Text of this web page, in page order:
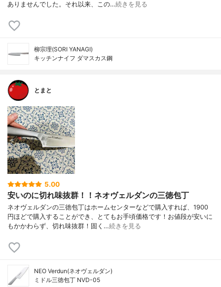
ありませんでした。それ以来、この…続きを見る
柳宗理(SORI YANAGI)
キッチンナイフ ダマスカス鋼
とまと
5.00
安いのに切れ味抜群！！ネオヴェルダンの三徳包丁
ネオヴェルダンの三徳包丁はホームセンターなどで購入すれば、1900
円ほどで購入することができ、とてもお手頃価格です！お値段が安いに
もかかわらず、切れ味抜群！固く…続きを見る
NEO Verdun(ネオヴェルダン)
ミドル三徳包丁 NVD-05